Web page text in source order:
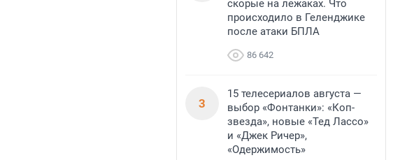
скорые на лежаках. Что
происходило в Геленджике
после атаки БПЛА
86 642
3
15 телесериалов августа —
выбор «Фонтанки»: «Коп-
звезда», новые «Тед Лассо»
и «Джек Ричер»,
«Одержимость»